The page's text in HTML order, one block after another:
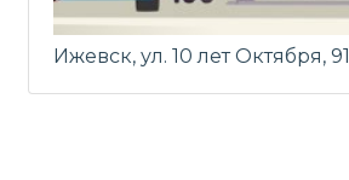
Ижевск, ул. 10 лет Октября, 91